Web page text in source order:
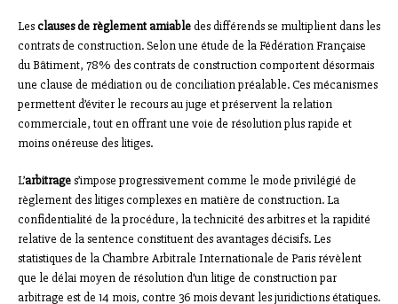
Lesclauses de règlement amiabledes différends se multiplient dans les
contrats de construction. Selon une étude de la Fédération Française
du Bâtiment, 78% des contrats de construction comportent désormais
une clause de médiation ou de conciliation préalable. Ces mécanismes
permettent d’éviter le recours au juge et préservent la relation
commerciale, tout en offrant une voie de résolution plus rapide et
moins onéreuse des litiges.
L’arbitrages’impose progressivement comme le mode privilégié de
règlement des litiges complexes en matière de construction. La
confidentialité de la procédure, la technicité des arbitres et la rapidité
relative de la sentence constituent des avantages décisifs. Les
statistiques de la Chambre Arbitrale Internationale de Paris révèlent
que le délai moyen de résolution d’un litige de construction par
arbitrage est de 14 mois, contre 36 mois devant les juridictions étatiques.